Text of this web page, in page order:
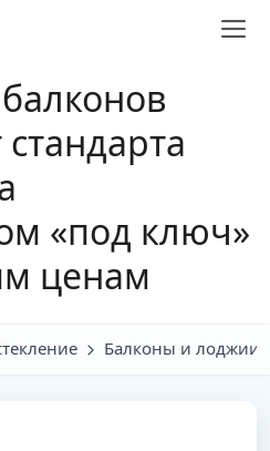
«под ключ»
ценам
Балконы и лоджии